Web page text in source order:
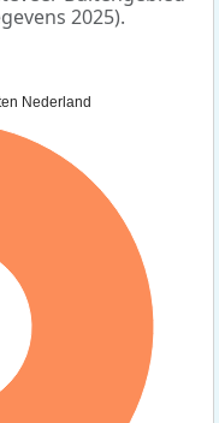
2025).
Nederland